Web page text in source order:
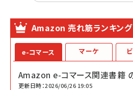
Amazon 売れ筋ランキング
e-コマース
Amazon e-コマース関連書籍
更新日時：2026/06/26 19:05
マーケ